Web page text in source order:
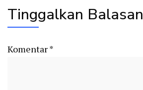
Tinggalkan Balasan
Komentar*